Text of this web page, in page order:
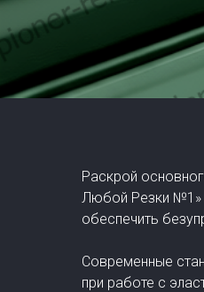
Раскрой
Любой Резки №1»
обеспечить
Современные
при работе с